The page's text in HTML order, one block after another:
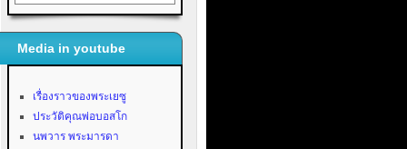
Media in youtube
เรื่องราวของพระเยซู
ประวัติคุณพ่อบอสโก
นพวาร พระมารดา